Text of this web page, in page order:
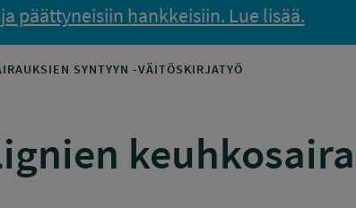
päättyneisiin hankkeisiin. Lue lisää.
SYNTYYN -VÄITÖSKIRJATYÖ